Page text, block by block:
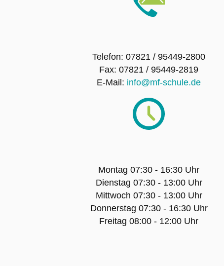
Telefon: 07821 / 95449-2800
Fax: 07821 / 95449-2819
E-Mail: info@mf-schule.de
Montag 07:30 - 16:30 Uhr
Dienstag 07:30 - 13:00 Uhr
Mittwoch 07:30 - 13:00 Uhr
Donnerstag 07:30 - 16:30 Uhr
Freitag 08:00 - 12:00 Uhr